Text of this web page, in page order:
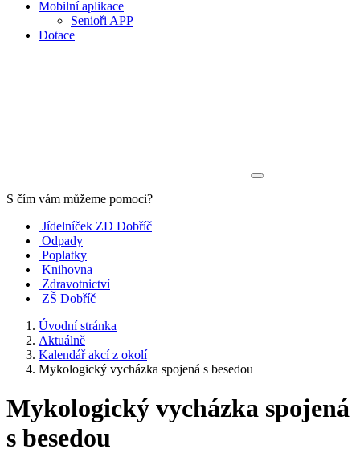
Mobilní aplikace
Senioři APP
Dotace
S čím vám můžeme pomoci?
Jídelníček ZD Dobříč
Odpady
Poplatky
Knihovna
Zdravotnictví
ZŠ Dobříč
Úvodní stránka
Aktuálně
Kalendář akcí z okolí
Mykologický vycházka spojená s besedou
Mykologický vycházka spojená
s besedou